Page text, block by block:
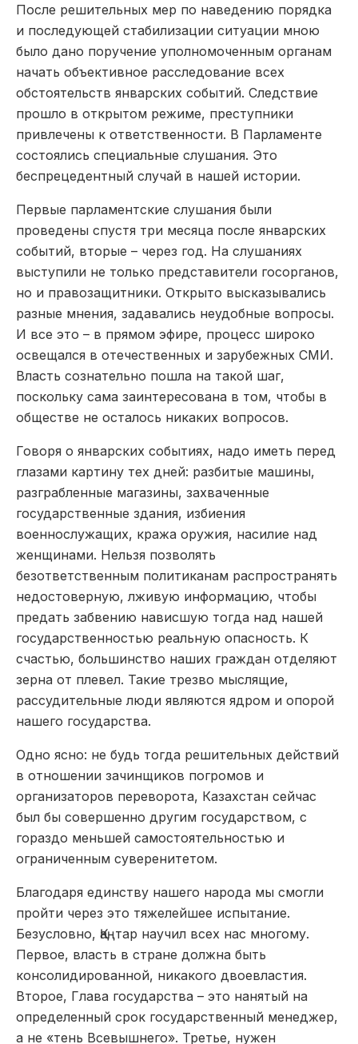
После решительных мер по наведению порядка
и последующей стабилизации ситуации мною
было дано поручение уполномоченным органам
начать объективное расследование всех
обстоятельств январских событий. Следствие
прошло в открытом режиме, преступники
привлечены к ответственности. В Парламенте
состоялись специальные слушания. Это
беспрецедентный случай в нашей истории.
Первые парламентские слушания были
проведены спустя три месяца после январских
событий, вторые – через год. На слушаниях
выступили не только представители госорганов,
но и правозащитники. Открыто высказывались
разные мнения, задавались неудобные вопросы.
И все это – в прямом эфире, процесс широко
освещался в отечественных и зарубежных СМИ.
Власть сознательно пошла на такой шаг,
поскольку сама заинтересована в том, чтобы в
обществе не осталось никаких вопросов.
Говоря о январских событиях, надо иметь перед
глазами картину тех дней: разбитые машины,
разграбленные магазины, захваченные
государственные здания, избиения
военнослужащих, кража оружия, насилие над
женщинами. Нельзя позволять
безответственным политиканам распространять
недостоверную, лживую информацию, чтобы
предать забвению нависшую тогда над нашей
государственностью реальную опасность. К
счастью, большинство наших граждан отделяют
зерна от плевел. Такие трезво мыслящие,
рассудительные люди являются ядром и опорой
нашего государства.
Одно ясно: не будь тогда решительных действий
в отношении зачинщиков погромов и
организаторов переворота, Казахстан сейчас
был бы совершенно другим государством, с
гораздо меньшей самостоятельностью и
ограниченным суверенитетом.
Благодаря единству нашего народа мы смогли
пройти через это тяжелейшее испытание.
Безусловно, Қаңтар научил всех нас многому.
Первое, власть в стране должна быть
консолидированной, никакого двоевластия.
Второе, Глава государства – это нанятый на
определенный срок государственный менеджер,
а не «тень Всевышнего». Третье, нужен